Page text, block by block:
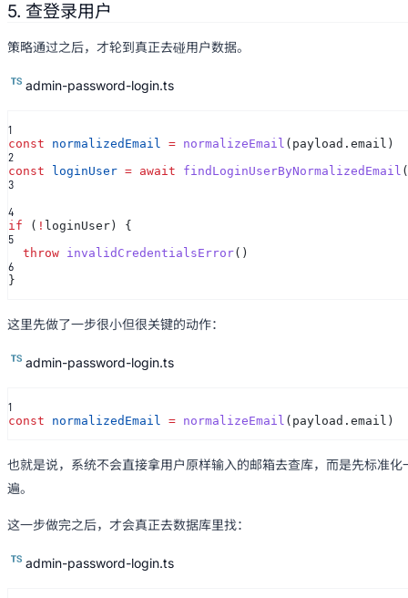
5. 查登录用户
策略通过之后，才轮到真正去碰用户数据。
admin-password-login.ts
1
const normalizedEmail = normalizeEmail (payload.email)
2
const loginUser = await findLoginUserByNormalizedEmail
3
4
if ( ! loginUser) {
5
throw invalidCredentialsError()
6
}
这里先做了一步很小但很关键的动作：
admin-password-login.ts
1
const normalizedEmail = normalizeEmail (payload.email)
也就是说，系统不会直接拿用户原样输入的邮箱去查库，而是先标准化
遍。
这一步做完之后，才会真正去数据库里找：
admin-password-login.ts